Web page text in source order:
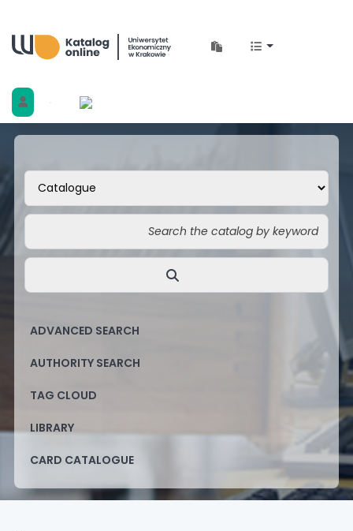
Biblioteka Uniwersytetu Ekonomicznego w
ADVANCED SEARCH
AUTHORITY SEARCH
TAG CLOUD
LIBRARY
CARD CATALOGUE